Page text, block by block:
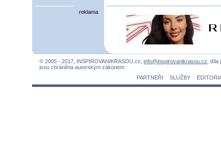
reklama
© 2005 - 2017, INSPIROVANIKRASOU.cz, info@inspirovanikrasou.cz, díla
jsou chráněna autorským zákonem.
PARTNEŘI
SLUŽBY